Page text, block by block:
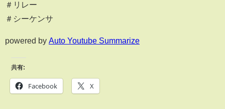
＃リレー
＃シーケンサ
powered by Auto Youtube Summarize
共有:
Facebook X